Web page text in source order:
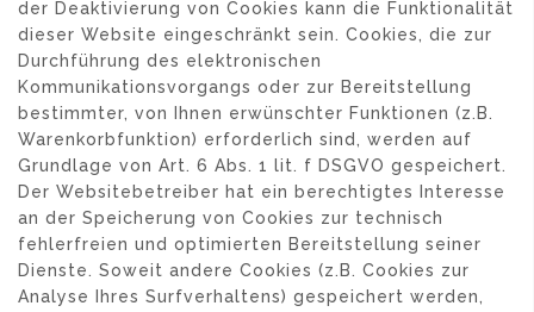
der Deaktivierung von Cookies kann die Funktionalität
dieser Website eingeschränkt sein. Cookies, die zur
Durchführung des elektronischen
Kommunikationsvorgangs oder zur Bereitstellung
bestimmter, von Ihnen erwünschter Funktionen (z.B.
Warenkorbfunktion) erforderlich sind, werden auf
Grundlage von Art. 6 Abs. 1 lit. f DSGVO gespeichert.
Der Websitebetreiber hat ein berechtigtes Interesse
an der Speicherung von Cookies zur technisch
fehlerfreien und optimierten Bereitstellung seiner
Dienste. Soweit andere Cookies (z.B. Cookies zur
Analyse Ihres Surfverhaltens) gespeichert werden,